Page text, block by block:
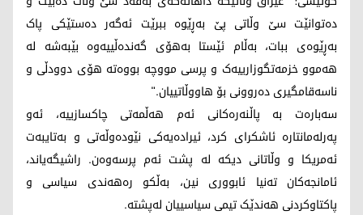
دەتوانێت سێ وڵاتی پێ بەڕێوە ببرێت ئەگەر دەستێکی پاک
بەڕێوەی ببات، بەڵام ئێستا بەهۆی گەندەڵییەوە بێبەشە لە
هەموو خزمەتگوزارییەک و پرسی مووچە بووەتە هۆی دوودڵی و
ناسەقامگیری دەروونی بۆ هاووڵاتییان."
سەبارەت بە پاڵنەرەکانی ئەم هەڵمەتی چاکسازییە، ئەو
پەرلەمانتارە ئاشکرای کرد، ئیرادەیەکی نێودەوڵەتی و بەتایبەت
ئەمریکا و وڵاتانی دیکە لە پشت ئەم پرسەوەن. راشیگەیاند،
ئامانجەکان تەنیا ئابووری نین، بەڵکو رەهەندی سیاسی و
پاکتاوکردنی هەندێک تیمی سیاسییان لەپشتە.